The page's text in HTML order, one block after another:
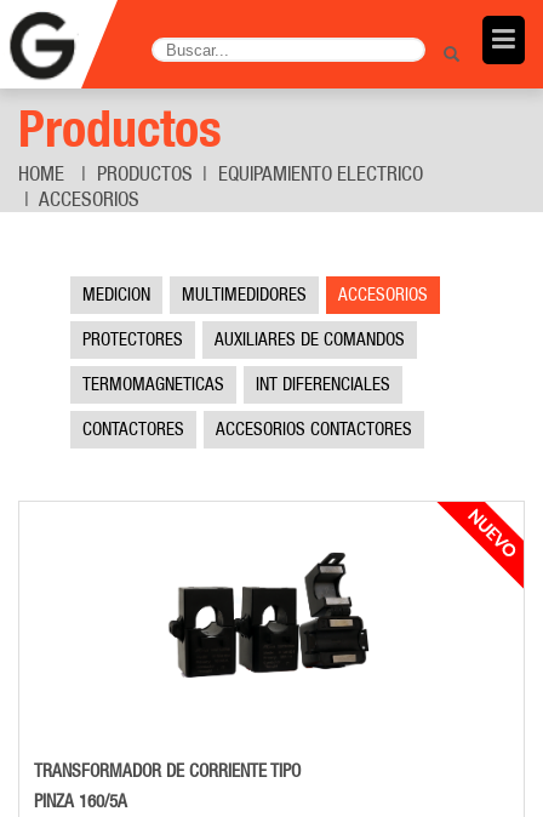
Productos
HOME PRODUCTOS
EQUIPAMIENTO ELECTRICO
ACCESORIOS
MEDICION MULTIMEDIDORES ACCESORIOS
PROTECTORES AUXILIARES DE COMANDOS
TERMOMAGNETICAS INT DIFERENCIALES
CONTACTORES ACCESORIOS CONTACTORES
TRANSFORMADOR DE CORRIENTE TIPO
PINZA 160/5A